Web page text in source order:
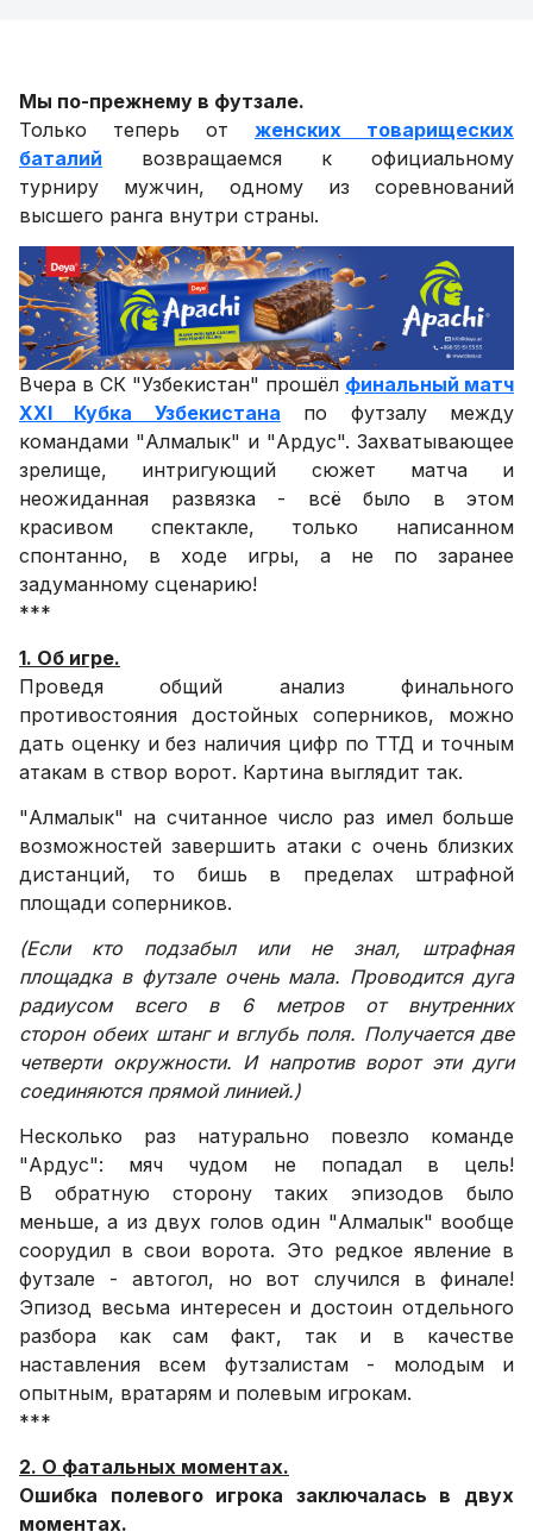
Мы по-прежнему в футзале.
Только теперь от женских товарищеских
баталий возвращаемся к официальному
турниру мужчин, одному из соревнований
высшего ранга внутри страны.
Вчера в СК "Узбекистан" прошёл финальный матч
XXI Кубка Узбекистана по футзалу между
командами "Алмалык" и "Ардус". Захватывающее
зрелище, интригующий сюжет матча и
неожиданная развязка - всё было в этом
красивом спектакле, только написанном
спонтанно, в ходе игры, а не по заранее
задуманному сценарию!
***
1. Об игре.
Проведя общий анализ финального
противостояния достойных соперников, можно
дать оценку и без наличия цифр по ТТД и точным
атакам в створ ворот. Картина выглядит так.
"Алмалык" на считанное число раз имел больше
возможностей завершить атаки с очень близких
дистанций, то бишь в пределах штрафной
площади соперников.
(Если кто подзабыл или не знал, штрафная
площадка в футзале очень мала. Проводится дуга
радиусом всего в 6 метров от внутренних
сторон обеих штанг и вглубь поля. Получается две
четверти окружности. И напротив ворот эти дуги
соединяются прямой линией.)
Несколько раз натурально повезло команде
"Ардус": мяч чудом не попадал в цель!
В обратную сторону таких эпизодов было
меньше, а из двух голов один "Алмалык" вообще
соорудил в свои ворота. Это редкое явление в
футзале - автогол, но вот случился в финале!
Эпизод весьма интересен и достоин отдельного
разбора как сам факт, так и в качестве
наставления всем футзалистам - молодым и
опытным, вратарям и полевым игрокам.
***
2. О фатальных моментах.
Ошибка полевого игрока заключалась в двух
моментах.